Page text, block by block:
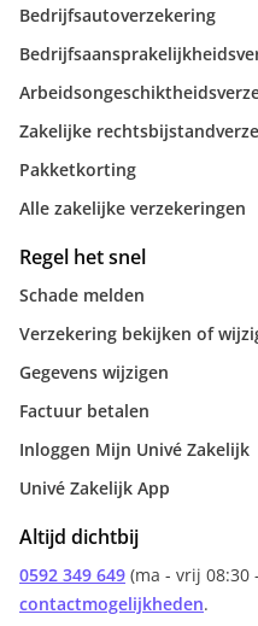
Bedrijfsautoverzekering
Zakelijke
Pakketkorting
Alle zakelijke verzekeringen
Regel het snel
Schade melden
Verzekering bekijken of
Gegevens wijzigen
Factuur betalen
Inloggen Mijn Univé Zakelijk
Univé Zakelijk App
Altijd dichtbij
0592 349 649 (ma - vrij 08:30
contactmogelijkheden.